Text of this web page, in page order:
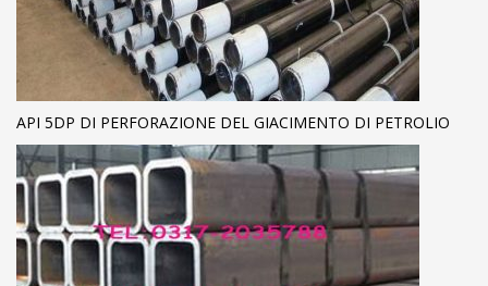
API 5DP DI PERFORAZIONE DEL GIACIMENTO DI PETROLIO